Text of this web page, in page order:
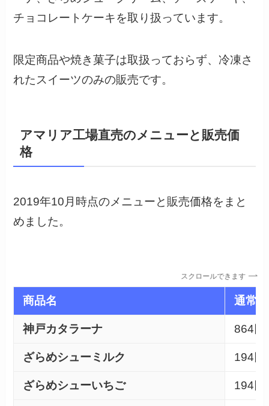
チョコレートケーキを取り扱っています。
限定商品や焼き菓子は取扱っておらず、冷凍さ
れたスイーツのみの販売です。
アマリア工場直売のメニューと販売価
格
2019年10月時点のメニューと販売価格をまと
めました。
スクロールできます
商品名 通常
神戸カタラーナ 864円
ざらめシューミルク 194円
ざらめシューいちご 194円